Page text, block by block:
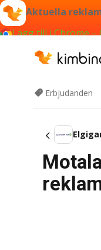
Aktuella
Lägg till i Chrome –
Erbjudanden